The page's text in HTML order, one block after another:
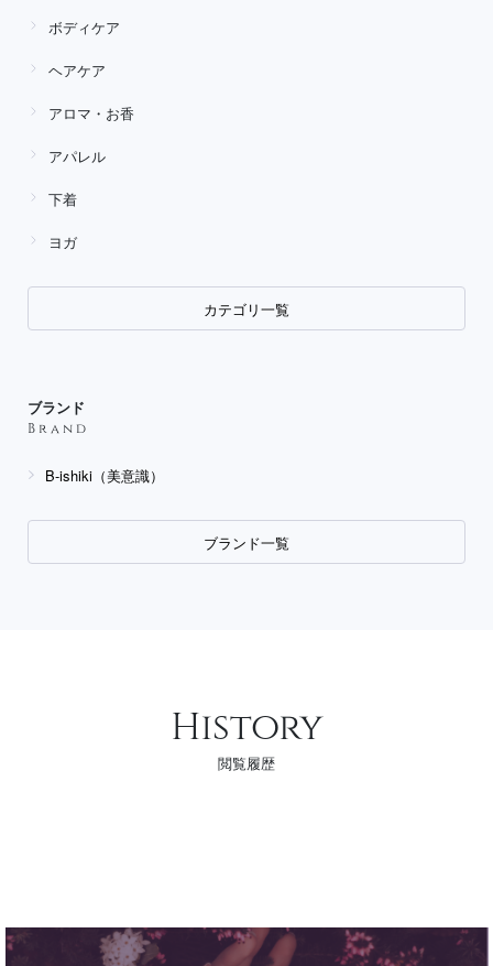
ボディケア
ヘアケア
アロマ・お香
アパレル
下着
ヨガ
カテゴリ一覧
ブランド
Brand
B-ishiki（美意識）
ブランド一覧
History
閲覧履歴